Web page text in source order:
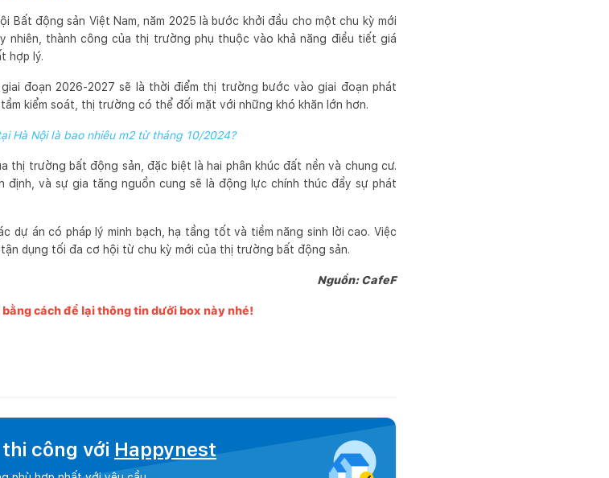
Bất động sản Việt Nam, năm 2025 là bước khởi đầu cho một chu kỳ mới
thành công của thị trường phụ thuộc vào khả năng điều tiết giá
hợp lý.
đoạn 2026-2027 sẽ là thời điểm thị trường bước vào giai đoạn phát
kiểm soát, thị trường có thể đối mặt với những khó khăn lớn hơn.
Hà Nội là bao nhiêu m2 từ tháng 10/2024?
thị trường bất động sản, đặc biệt là hai phân khúc đất nền và chung cư.
định, và sự gia tăng nguồn cung sẽ là động lực chính thúc đẩy sự phát
dự án có pháp lý minh bạch, hạ tầng tốt và tiềm năng sinh lời cao. Việc
dụng tối đa cơ hội từ chu kỳ mới của thị trường bất động sản.
Nguồn: CafeF
cách để lại thông tin dưới box này nhé!
công với Happynest